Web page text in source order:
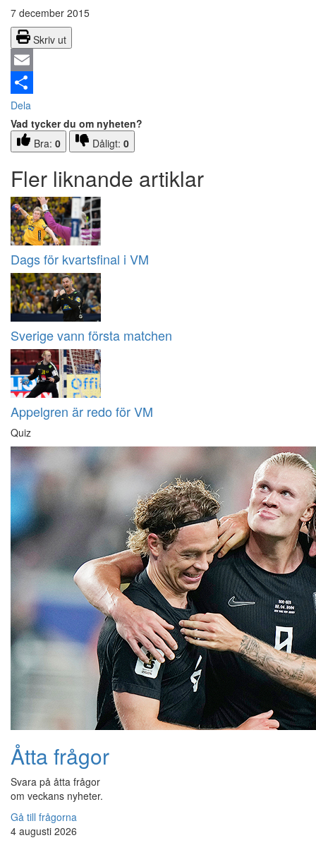
7 december 2015
Skriv ut
Email
Dela
Vad tycker du om nyheten?
Bra: 0 Dåligt: 0
Fler liknande artiklar
Dags för kvartsfinal i VM
Sverige vann första matchen
Appelgren är redo för VM
Quiz
Åtta frågor
Svara på åtta frågor
om veckans nyheter.
Gå till frågorna
4 augusti 2026